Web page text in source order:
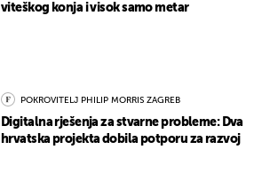
viteškog konja i visok samo metar
POKROVITELJ PHILIP MORRIS ZAGREB
Digitalna rješenja za stvarne probleme: Dva
hrvatska projekta dobila potporu za razvoj